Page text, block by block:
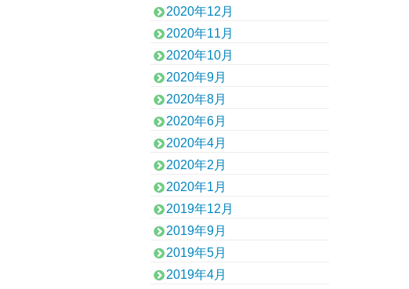
2020年12月
2020年11月
2020年10月
2020年9月
2020年8月
2020年6月
2020年4月
2020年2月
2020年1月
2019年12月
2019年9月
2019年5月
2019年4月